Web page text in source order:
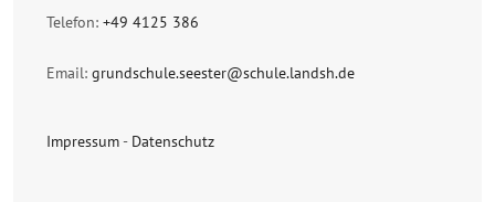
Telefon: +49 4125 386
Email: grundschule.seester@schule.landsh.de
Impressum- Datenschutz